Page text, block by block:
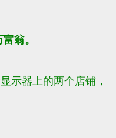
翁。
示器上的两个店铺，